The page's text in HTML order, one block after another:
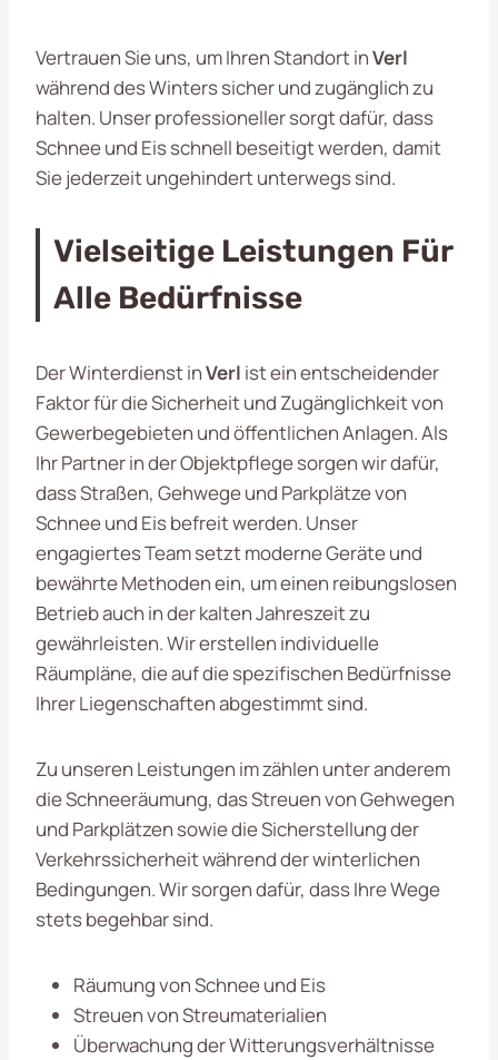
Vertrauen Sie uns, um Ihren Standort inVerl
während des Winters sicher und zugänglich zu
halten. Unser professioneller sorgt dafür, dass
Schnee und Eis schnell beseitigt werden, damit
Sie jederzeit ungehindert unterwegs sind.
Vielseitige Leistungen Für
Alle Bedürfnisse
Der Winterdienst inVerl ist ein entscheidender
Faktor für die Sicherheit und Zugänglichkeit von
Gewerbegebieten und öffentlichen Anlagen. Als
Ihr Partner in der Objektpflege sorgen wir dafür,
dass Straßen, Gehwege und Parkplätze von
Schnee und Eis befreit werden. Unser
engagiertes Team setzt moderne Geräte und
bewährte Methoden ein, um einen reibungslosen
Betrieb auch in der kalten Jahreszeit zu
gewährleisten. Wir erstellen individuelle
Räumpläne, die auf die spezifischen Bedürfnisse
Ihrer Liegenschaften abgestimmt sind.
Zu unseren Leistungen im zählen unter anderem
die Schneeräumung, das Streuen von Gehwegen
und Parkplätzen sowie die Sicherstellung der
Verkehrssicherheit während der winterlichen
Bedingungen. Wir sorgen dafür, dass Ihre Wege
stets begehbar sind.
Räumung von Schnee und Eis
Streuen von Streumaterialien
Überwachung der Witterungsverhältnisse